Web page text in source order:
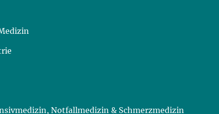
Notfallmedizin & Schmerzmedizin